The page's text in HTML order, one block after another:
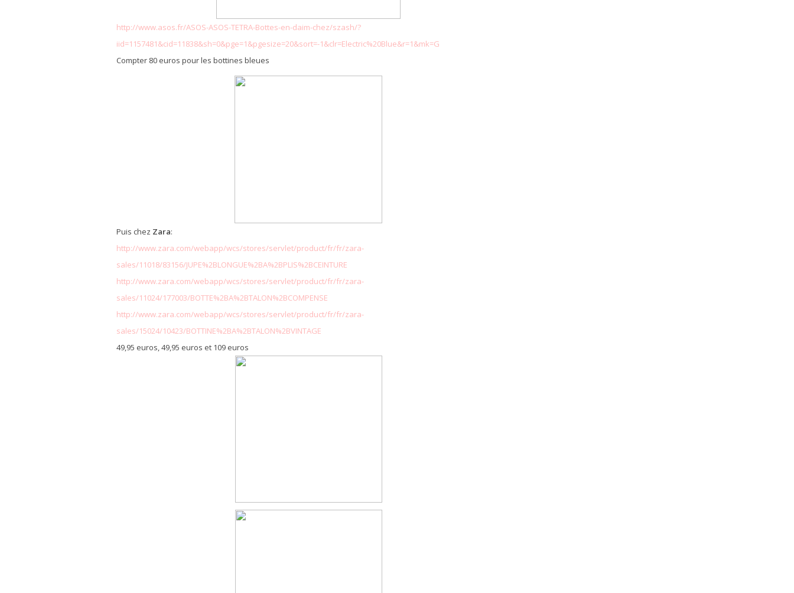
http://www.asos.fr/ASOS-ASOS-TETRA-Bottes-en-daim-chez/szash/?
iid=1157481&cid=11838&sh=0&pge=1&pgesize=20&sort=-1&clr=Electric%20Blue&r=1&mk=G
Compter 80 euros pour les bottines bleues
Puis chez Zara:
http://www.zara.com/webapp/wcs/stores/servlet/product/fr/fr/zara-
sales/11018/83156/JUPE%2BLONGUE%2BA%2BPLIS%2BCEINTURE
http://www.zara.com/webapp/wcs/stores/servlet/product/fr/fr/zara-
sales/11024/177003/BOTTE%2BA%2BTALON%2BCOMPENSE
http://www.zara.com/webapp/wcs/stores/servlet/product/fr/fr/zara-
sales/15024/10423/BOTTINE%2BA%2BTALON%2BVINTAGE
49,95 euros, 49,95 euros et 109 euros